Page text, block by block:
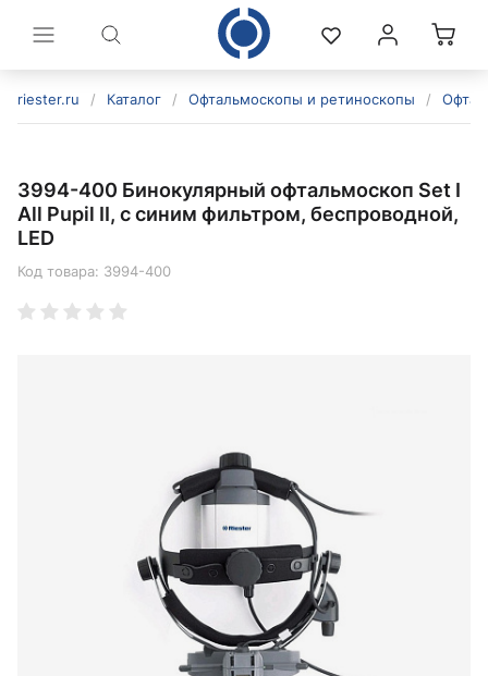
riester.ru / Каталог / Офтальмоскопы и ретиноскопы /
3994-400 Бинокулярный офтальмоскоп Set I
All Pupil II, с синим фильтром, беспроводной,
LED
Код товара: 3994-400